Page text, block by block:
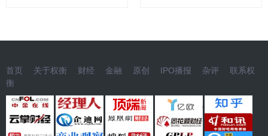
首页 关于权衡 财经 金融 原创 IPO播报 杂评
联系权
衡